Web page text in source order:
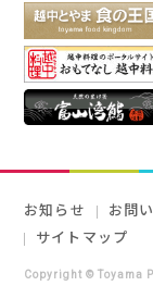
お知らせ お問
サイトマップ
Copyright © Toyama